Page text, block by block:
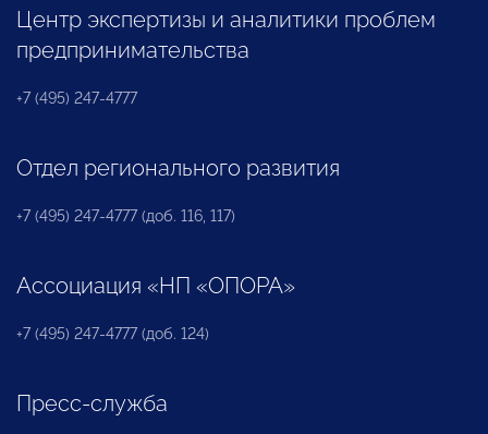
Центр экспертизы и аналитики проблем
предпринимательства
+7 (495) 247-4777
Отдел регионального развития
+7 (495) 247-4777 (доб. 116, 117)
Ассоциация «НП «ОПОРА»
+7 (495) 247-4777 (доб. 124)
Пресс-служба